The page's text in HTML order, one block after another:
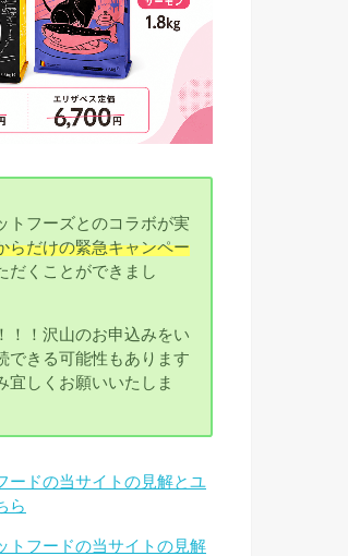
トフーズとのコラボが実
らだけの緊急キャンペー
だくことができまし
！！沢山のお申込みをい
できる可能性もあります
宜しくお願いいたしま
ードの当サイトの見解とユ
ら
トフードの当サイトの見解